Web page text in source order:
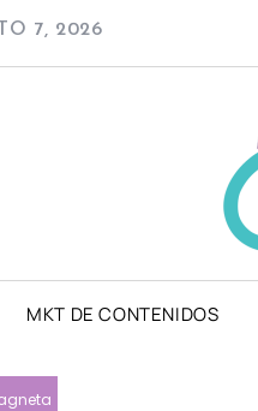
7, 2026
MKT DE CONTENIDOS